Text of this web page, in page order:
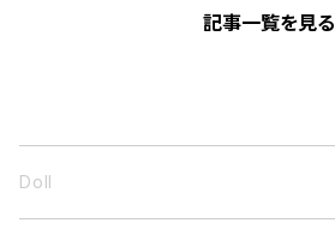
記事一覧を見る
Doll